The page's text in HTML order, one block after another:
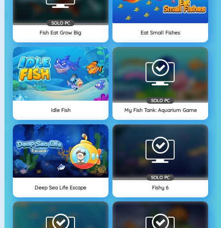
SOLO PC
Fish Eat Grow Big Eat Small Fishes
Idle Fish
SOLO PC
My Fish Tank: Aquarium Game
Deep Sea Life Escape
SOLO PC
Fishy 6